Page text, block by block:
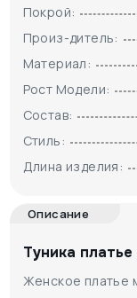
Покрой:
Произ-дитель:
Материал:
Рост Модели:
Состав:
Стиль:
Длина изделия:
Описание
Туника
Женское платье